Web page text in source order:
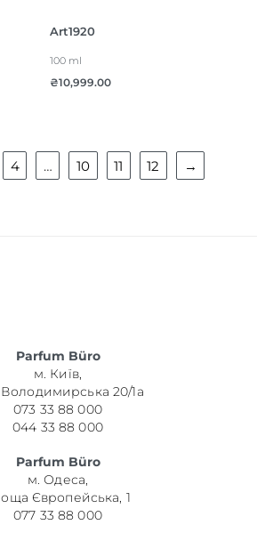
Art1920
100 ml
₴10,999.00
4 … 10 11 12 →
Parfum Büro
м. Київ,
Володимирська 20/1а
073 33 88 000
044 33 88 000
Parfum Büro
м. Одеса,
Європейська, 1
077 33 88 000